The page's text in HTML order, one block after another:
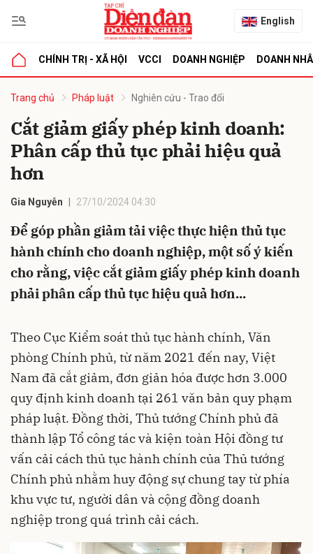
English
CHÍNH TRỊ - XÃ HỘI VCCI DOANH NGHIỆP DOANH
Trang chủ Pháp luật Nghiên cứu - Trao đổi
Cắt giảm giấy phép kinh doanh:
Phân cấp thủ tục phải hiệu quả
hơn
Gia Nguyễn 27/10/2024 04:30
Để góp phần giảm tải việc thực hiện thủ tục
hành chính cho doanh nghiệp, một số ý kiến
cho rằng, việc cắt giảm giấy phép kinh doanh
phải phân cấp thủ tục hiệu quả hơn...
Theo Cục Kiểm soát thủ tục hành chính, Văn
phòng Chính phủ, từ năm 2021 đến nay, Việt
Nam đã cắt giảm, đơn giản hóa được hơn 3.000
quy định kinh doanh tại 261 văn bản quy phạm
pháp luật. Đồng thời, Thủ tướng Chính phủ đã
thành lập Tổ công tác và kiện toàn Hội đồng tư
vấn cải cách thủ tục hành chính của Thủ tướng
Chính phủ nhằm huy động sự chung tay từ phía
khu vực tư, người dân và cộng đồng doanh
nghiệp trong quá trình cải cách.
luận
Hủy